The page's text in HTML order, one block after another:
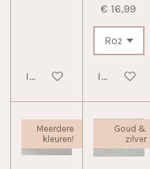
In winkelwagen
€ 16,99
In
Meerdere
kleuren!
Goud &
zilver